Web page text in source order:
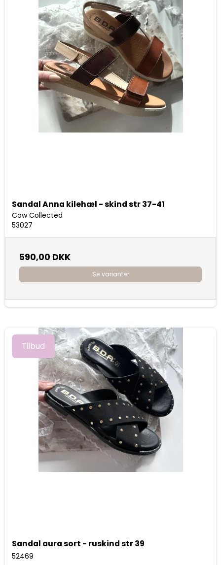
Sandal Anna kilehæl - skind str 37-41
Cow Collected
53027
590,00 DKK
Se varianter
Tilbud
Sandal aura sort - ruskind str 39
52469